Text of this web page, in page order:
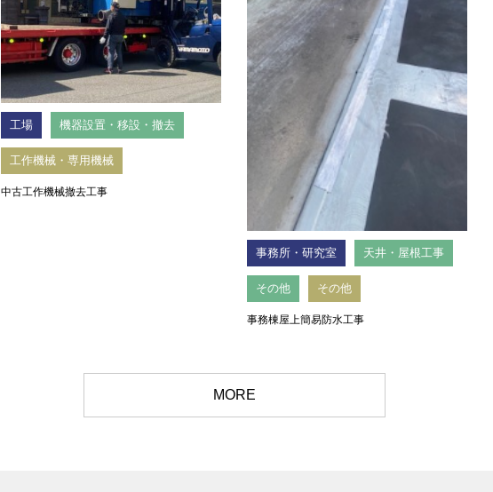
工場 機器設置・移設・撤去
工作機械・専用機械
中古工作機械撤去工事
事務所・研究室 天井・屋根工事
その他 その他
事務棟屋上簡易防水工事
MORE